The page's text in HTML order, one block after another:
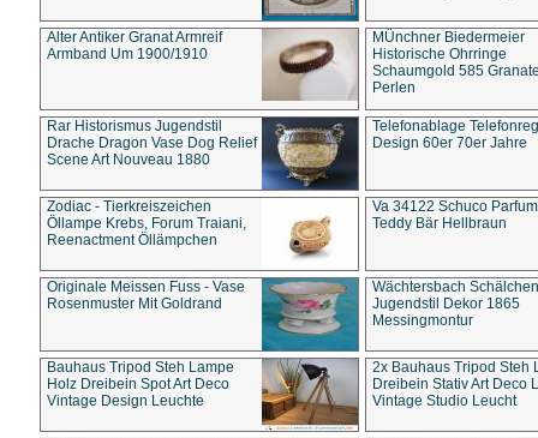
Alter Antiker Granat Armreif
Armband Um 1900/1910
MÜnchner Biedermeier
Historische Ohrringe
Schaumgold 585
Perlen
Rar Historismus Jugendstil
Drache Dragon Vase Dog Relief
Scene Art Nouveau 1880
Telefonablage
Design 60er 70er Jahre
Zodiac - Tierkreiszeichen
Öllampe Krebs, Forum Traiani,
Reenactment Öllämpchen
Va 34122 Schuco
Teddy Bär Hellbraun
Originale Meissen Fuss - Vase
Rosenmuster Mit Goldrand
Wächtersbach Schälchen
Jugendstil Dekor 1865
Messingmontur
Bauhaus Tripod Steh Lampe
Holz Dreibein Spot Art Deco
Vintage Design Leuchte
2x Bauhaus Tripod Steh
Dreibein Stativ Art Deco
Vintage Studio Leucht